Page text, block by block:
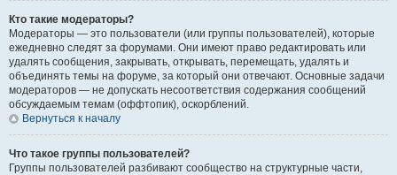
Кто такие модераторы?
Модераторы — это пользователи (или группы пользователей), которые
ежедневно следят за форумами. Они имеют право редактировать или
удалять сообщения, закрывать, открывать, перемещать, удалять и
объединять темы на форуме, за который они отвечают. Основные задачи
модераторов — не допускать несоответствия содержания сообщений
обсуждаемым темам (оффтопик), оскорблений.
Вернуться к началу
Что такое группы пользователей?
Группы пользователей разбивают сообщество на структурные части,